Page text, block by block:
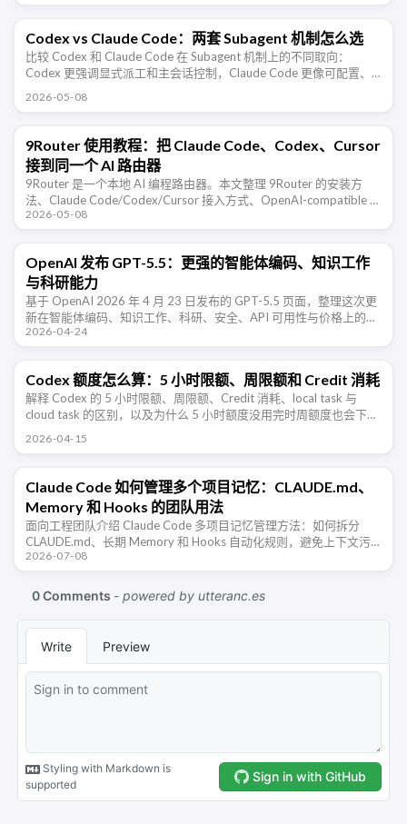
Codex vs Claude Code：两套 Subagent 机制怎么选
比较 Codex 和 Claude Code 在 Subagent 机制上的不同取向：
Codex 更强调显式派工和主会话控制，Claude Code 更像可配置、
2026-05-08
9Router 使用教程：把 Claude Code、Codex、Cursor
接到同一个 AI 路由器
9Router 是一个本地 AI 编程路由器。本文整理 9Router 的安装方
法、Claude Code/Codex/Cursor 接入方式、OpenAI-compatible …
2026-05-08
OpenAI 发布 GPT-5.5：更强的智能体编码、知识工作
与科研能力
基于 OpenAI 2026 年 4 月 23 日发布的 GPT-5.5 页面，整理这次更
新在智能体编码、知识工作、科研、安全、API 可用性与价格上的关
键信息。
2026-04-24
Codex 额度怎么算：5 小时限额、周限额和 Credit 消耗
解释 Codex 的 5 小时限额、周限额、Credit 消耗、local task 与
cloud task 的区别，以及为什么 5 小时额度没用完时周额度也会下
2026-04-15
Claude Code 如何管理多个项目记忆：CLAUDE.md、
Memory 和 Hooks 的团队用法
面向工程团队介绍 Claude Code 多项目记忆管理方法：如何拆分
CLAUDE.md、长期 Memory 和 Hooks 自动化规则，避免上下文污
染，让 AI 编程助手在不同仓库里稳定协作。
2026-07-08